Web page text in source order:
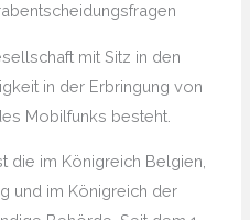
mit Sitz in den
in der Erbringung von
Mobilfunks besteht.
die im Königreich Belgien,
und im Königreich der